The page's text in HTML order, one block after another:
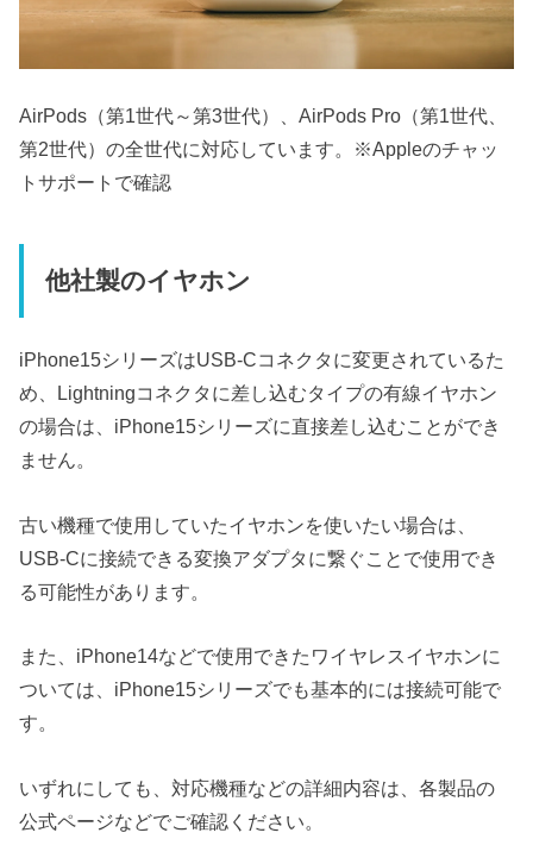
AirPods（第1世代～第3世代）、AirPods Pro（第1世代、
第2世代）の全世代に対応しています。※Appleのチャッ
トサポートで確認
他社製のイヤホン
iPhone15シリーズはUSB-Cコネクタに変更されているた
め、Lightningコネクタに差し込むタイプの有線イヤホン
の場合は、iPhone15シリーズに直接差し込むことができ
ません。
古い機種で使用していたイヤホンを使いたい場合は、
USB-Cに接続できる変換アダプタに繋ぐことで使用でき
る可能性があります。
また、iPhone14などで使用できたワイヤレスイヤホンに
ついては、iPhone15シリーズでも基本的には接続可能で
す。
いずれにしても、対応機種などの詳細内容は、各製品の
公式ページなどでご確認ください。